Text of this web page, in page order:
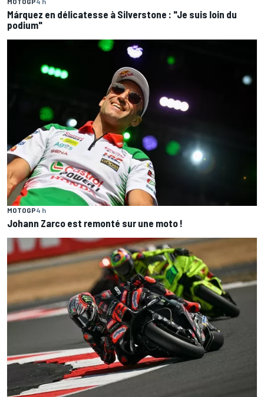
Márquez en délicatesse à Silverstone : "Je suis loin du
podium"
MOTOGP4 h
Johann Zarco est remonté sur une moto !